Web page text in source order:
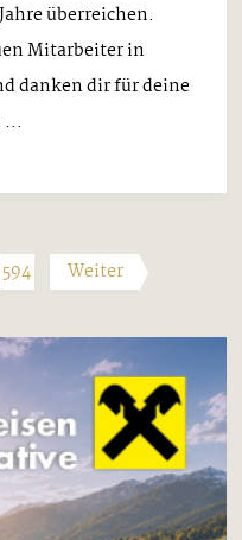
überreichen.
Mitarbeiter in
danken dir für deine
594 Weiter